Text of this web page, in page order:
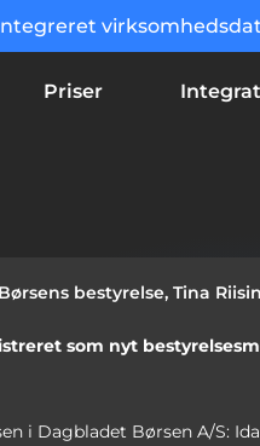
Priser
bestyrelse, Tina
som nyt
i Dagbladet Børsen A/S: